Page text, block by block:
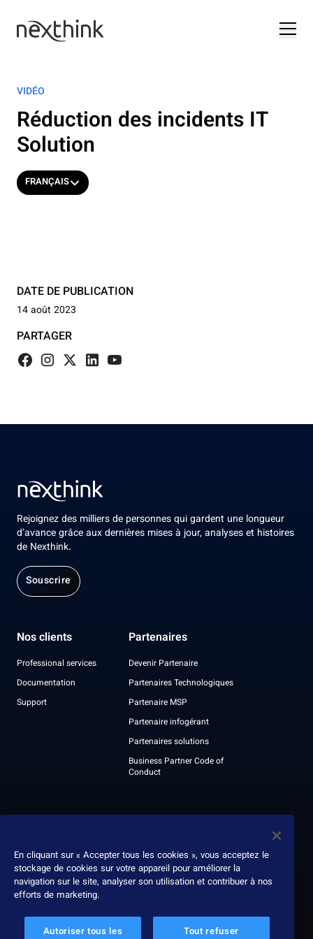
VIDÉO
Réduction des incidents IT
Solution
FRANÇAIS
DATE DE PUBLICATION
14 août 2023
PARTAGER
Rejoignez des milliers de personnes qui gardent une longueur
d’avance grâce aux dernières mises à jour, analyses et histoires
de Nexthink.
Souscrire
Nos clients
Professional services
Documentation
Support
Partenaires
Devenir Partenaire
Partenaires Technologiques
Partenaire MSP
Partenaire infogérant
Partenaires solutions
Business Partner Code of
Conduct
Leadership
Récompenses
Rapport ESG
En cliquant sur « Accepter tous les cookies », vous acceptez le
stockage de cookies sur votre appareil pour améliorer la
navigation sur le site, analyser son utilisation et contribuer à nos
efforts de marketing.
Autoriser tous les
Tout refuser